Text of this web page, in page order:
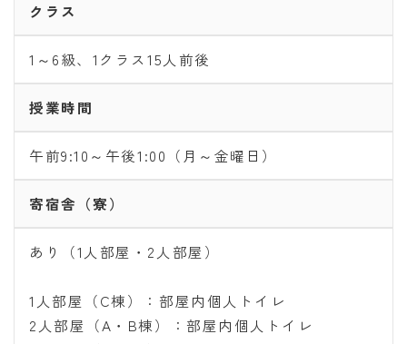
クラス
1～6級、1クラス15人前後
授業時間
午前9:10～午後1:00（月～金曜日）
寄宿舎（寮）
あり（1人部屋・2人部屋）
1人部屋（C棟）：部屋内個人トイレ
2人部屋（A・B棟）：部屋内個人トイレ